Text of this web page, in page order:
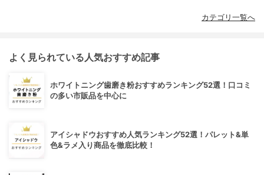
カテゴリ一覧へ
よく見られている人気おすすめ記事
ホワイトニング歯磨き粉おすすめランキング52選！口コミ
の多い市販品を中心に
アイシャドウおすすめ人気ランキング52選！パレット&単
色&ラメ入り商品を徹底比較！